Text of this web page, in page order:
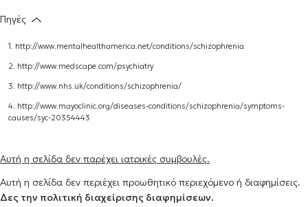
Πηγές
1. http://www.mentalhealthamerica.net/conditions/schizophrenia
2. http://www.medscape.com/psychiatry
3. http://www.nhs.uk/conditions/schizophrenia/
4. http://www.mayoclinic.org/diseases-conditions/schizophrenia/symptoms-
causes/syc-20354443
Αυτή η σελίδα δεν παρέχει ιατρικές συμβουλές.
Αυτή η σελίδα δεν περιέχει προωθητικό περιεχόμενο ή διαφημίσεις.
Δες την πολιτική διαχείρισης διαφημίσεων.